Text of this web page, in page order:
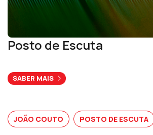
Posto de Escuta
SABER MAIS
JOÃO COUTO POSTO DE ESCUTA